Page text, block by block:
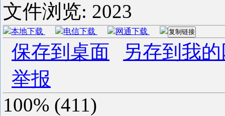
文件浏览: 2023
本地下载 电信下载 网通下载 复制链接
保存到桌面
另存到我
举报
100% (411)